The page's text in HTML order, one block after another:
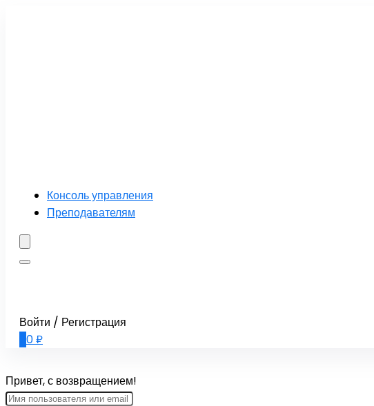
Консоль управления
Преподавателям
Войти / Регистрация
0₽
Привет, с возвращением!